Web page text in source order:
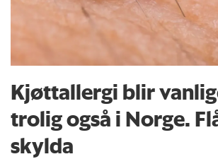
Kjøttallergi blir
trolig også i Norge.
skylda